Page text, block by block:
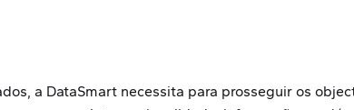
a DataSmart necessita para prosseguir os